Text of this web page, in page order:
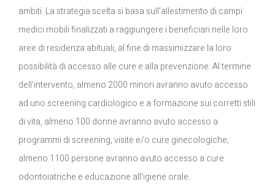
ambiti. La strategia scelta si basa sull’allestimento di campi
medici mobili finalizzati a raggiungere i beneficiari nelle loro
aree di residenza abituali, al fine di massimizzare la loro
possibilità di accesso alle cure e alla prevenzione. Al termine
dell’intervento, almeno 2000 minori avranno avuto accesso
ad uno screening cardiologico e a formazione sui corretti stili
di vita, almeno 100 donne avranno avuto accesso a
programmi di screening, visite e/o cure ginecologiche;
almeno 1100 persone avranno avuto accesso a cure
odontoiatriche e educazione all’igiene orale.